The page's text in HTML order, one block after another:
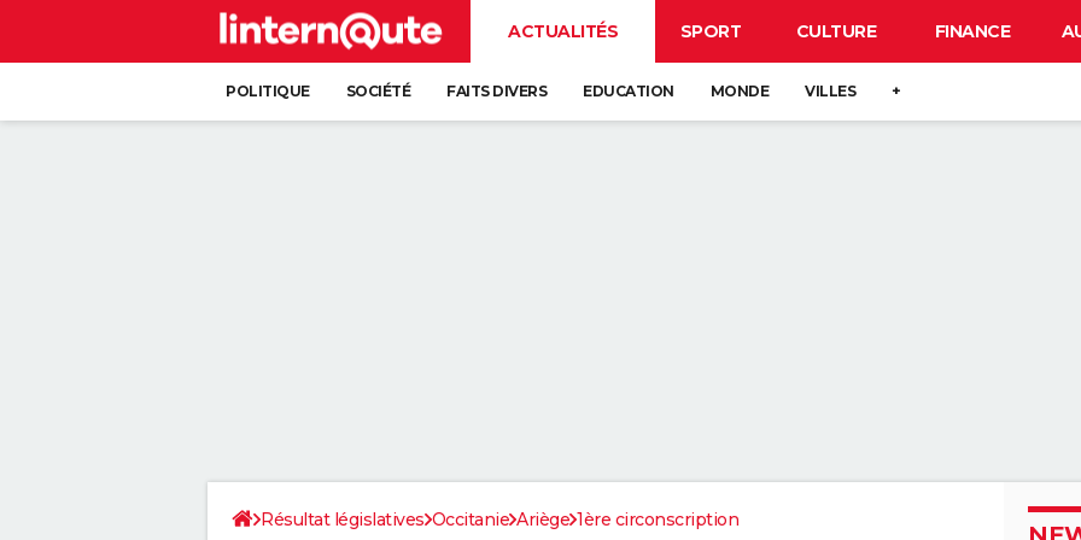
ACTUALITÉS SPORT CULTURE FINANCE
POLITIQUE SOCIÉTÉ FAITS DIVERS EDUCATION MONDE VILLES +
Résultat législatives Occitanie Ariège 1ère circonscription